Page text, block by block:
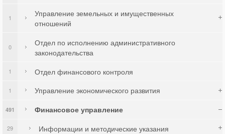
Управление земельных и имущественных
отношений
1
Отдел по исполнению административного
законодательства
0
Отдел финансового контроля
1
Управление экономического развития
1
Финансовое управление
491
Информации и методические указания
29